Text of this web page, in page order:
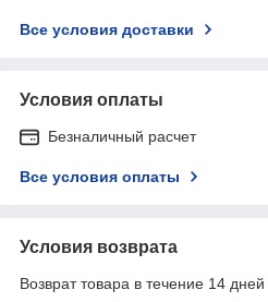
Все условия доставки
Условия оплаты
Безналичный расчет
Все условия оплаты
Условия возврата
Возврат товара в течение 14